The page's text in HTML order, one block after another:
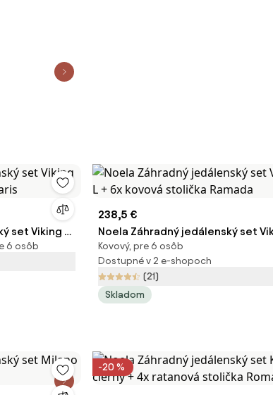
set Viking L
6 osôb
238,5 €
Noela Záhradný jedálenský set
+ 6x kovová stolička Ramada
Kovový, pre 6 osôb
Dostupné v 2 e-shopoch
(21)
Skladom
-20 %